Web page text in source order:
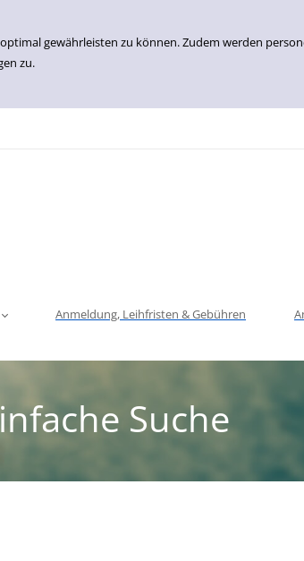
gewährleisten zu können. Zudem werden
zu.
Anmeldung, Leihfristen & Gebühren
Suche